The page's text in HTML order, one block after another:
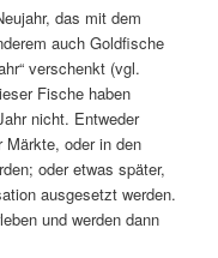
das mit dem
auch Goldfische
verschenkt (vgl.
Fische haben
nicht. Entweder
Märkte, oder in den
oder etwas später,
ausgesetzt werden.
und werden dann